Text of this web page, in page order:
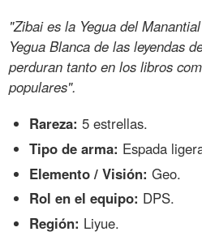
"Zibai es la Yegua del
Yegua Blanca de las leyendas
perduran tanto en los libros
populares".
Rareza: 5 estrellas.
Tipo de arma: Espada
Elemento / Visión: Geo.
Rol en el equipo: DPS.
Región: Liyue.